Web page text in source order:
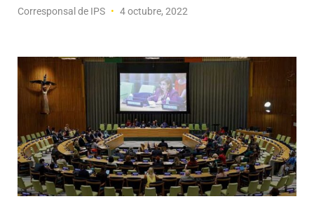
Corresponsal de IPS 4 octubre, 2022